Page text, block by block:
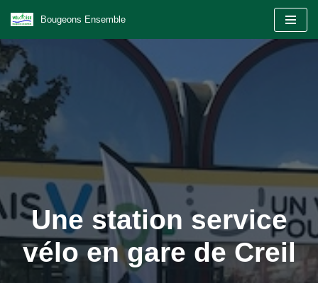
Aller
au
contenu
Bougeons Ensemble
Une station service
vélo en gare de Creil